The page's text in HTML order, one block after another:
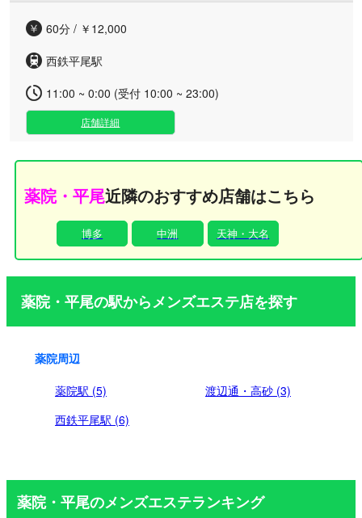
60分 / ￥12,000
西鉄平尾駅
11:00 ~ 0:00 (受付 10:00 ~ 23:00)
店舗詳細
薬院・平尾近隣のおすすめ店舗はこちら
博多 中洲 天神・大名
薬院・平尾の駅からメンズエステ店を探す
薬院周辺
薬院駅 (5)
渡辺通・高砂 (3)
西鉄平尾駅 (6)
薬院・平尾のメンズエステランキング